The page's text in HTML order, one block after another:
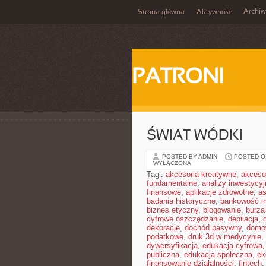
Strona główna Aktywność
PATRONI
ŚWIAT WÓDKI
POSTED BY ADMIN POSTED
WYŁĄCZONA
Tagi: akcesoria kreatywne,
fundamentalne, analizy
finansowe, aplikacje zdrowotne,
badania historyczne, bankowość
biznes etyczny, blogowanie,
cyfrowe oszczędzanie, depilacja,
dekoracje, dochód pasywny,
podatkowe, druk 3d w medycynie,
dywersyfikacja, edukacja cyfrowa,
publiczna, edukacja społeczna,
finansowanie działalności, fintech,